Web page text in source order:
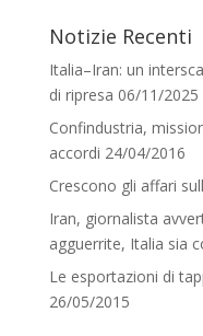
Notizie Recenti
Italia–Iran: un
di ripresa 06/11/2025
Confindustria,
accordi 24/04/2016
Crescono gli affari
Iran, giornalista
agguerrite, Italia sia
Le esportazioni di
26/05/2015